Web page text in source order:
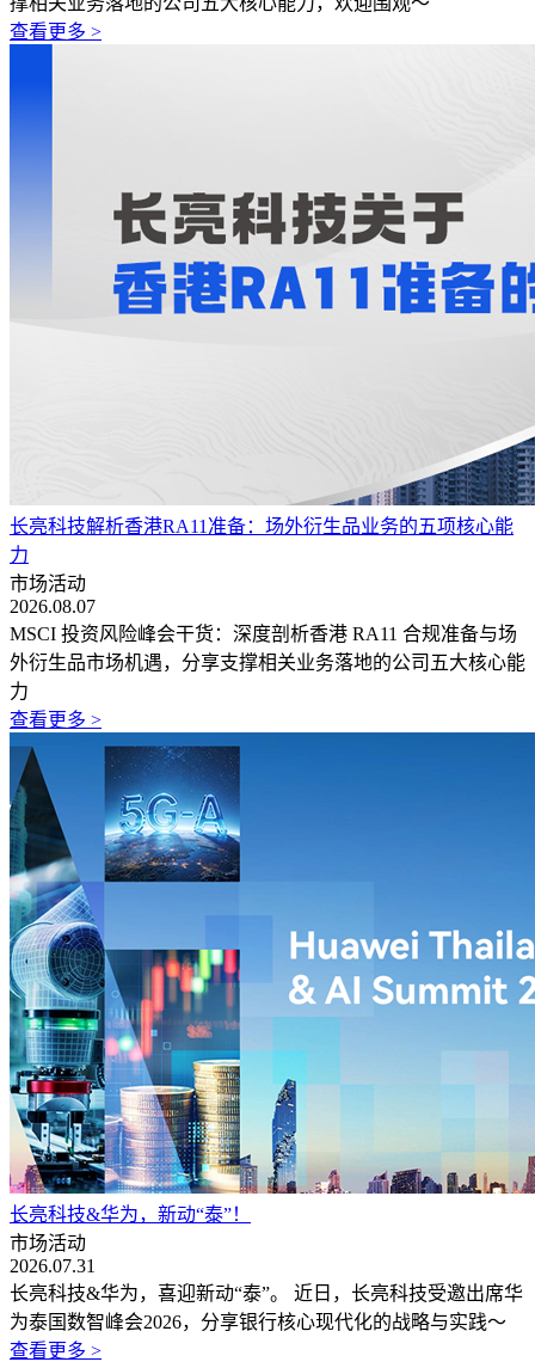
查看更多 >
长亮科技解析香港RA11准备：场外衍生品业务的五项核心能
力
市场活动
2026.08.07
MSCI 投资风险峰会干货：深度剖析香港 RA11 合规准备与场
外衍生品市场机遇，分享支撑相关业务落地的公司五大核心能
力
查看更多 >
长亮科技&华为，新动“泰”！
市场活动
2026.07.31
长亮科技&华为，喜迎新动“泰”。 近日，长亮科技受邀出席华
为泰国数智峰会2026，分享银行核心现代化的战略与实践～
查看更多 >